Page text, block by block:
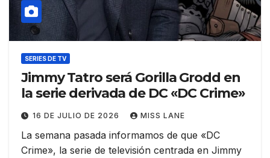
SERIES DE TV
Jimmy Tatro será Gorilla Grodd en
la serie derivada de DC «DC Crime»
16 DE JULIO DE 2026 MISS LANE
La semana pasada informamos de que «DC
Crime», la serie de televisión centrada en Jimmy